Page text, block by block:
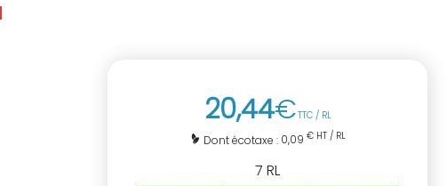
20,44€TTC / RL
Dont écotaxe : 0,09 € HT / RL
7 RL